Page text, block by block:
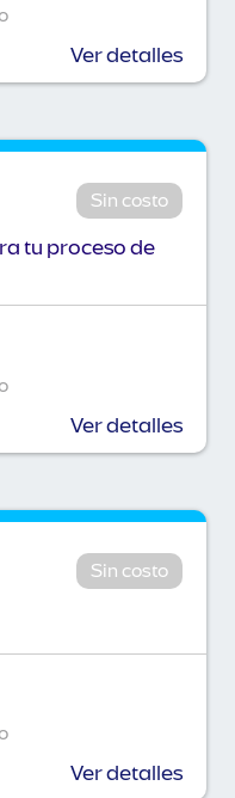
Ver detalles
Sin costo
tu proceso de
Ver detalles
Sin costo
Ver detalles